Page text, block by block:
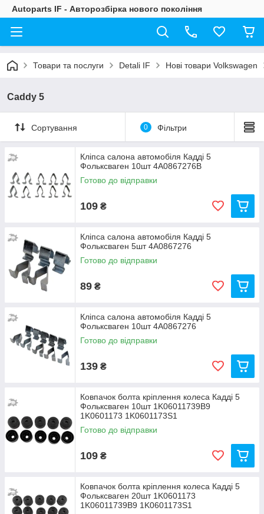
Autoparts IF - Авторозбірка нового покоління
Товари та послуги Detali IF Нові товари Volkswagen
Caddy 5
Сортування 0 Фільтри
Кліпса салона автомобіля Кадді 5
Фольксваген 10шт 4A0867276B
Готово до відправки
109 ₴
Кліпса салона автомобіля Кадді 5
Фольксваген 5шт 4A0867276
Готово до відправки
89 ₴
Кліпса салона автомобіля Кадді 5
Фольксваген 10шт 4A0867276
Готово до відправки
139 ₴
Ковпачок болта кріплення колеса Кадді 5
Фольксваген 10шт 1K06011739B9
1K0601173 1K0601173S1
Готово до відправки
109 ₴
Ковпачок болта кріплення колеса Кадді 5
Фольксваген 20шт 1K0601173
1K06011739B9 1K0601173S1